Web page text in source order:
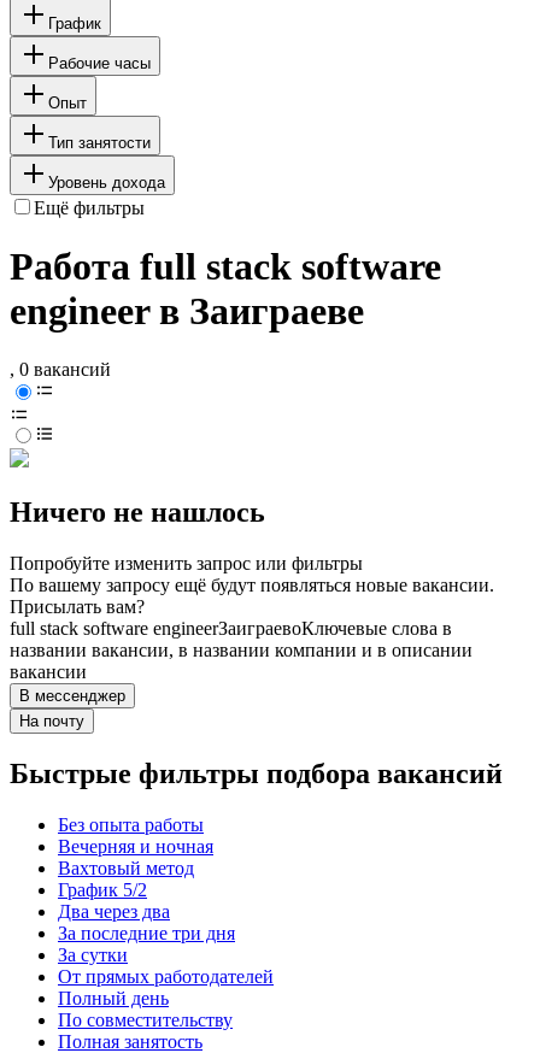
График
Рабочие часы
Опыт
Тип занятости
Уровень дохода
Ещё фильтры
Работа full stack software
engineer в Заиграеве
, 0 вакансий
Ничего не нашлось
Попробуйте изменить запрос или фильтры
По вашему запросу ещё будут появляться новые вакансии.
Присылать вам?
full stack software engineerЗаиграевоКлючевые слова в
названии вакансии, в названии компании и в описании
вакансии
В мессенджер
На почту
Быстрые фильтры подбора вакансий
Без опыта работы
Вечерняя и ночная
Вахтовый метод
График 5/2
Два через два
За последние три дня
За сутки
От прямых работодателей
Полный день
По совместительству
Полная занятость